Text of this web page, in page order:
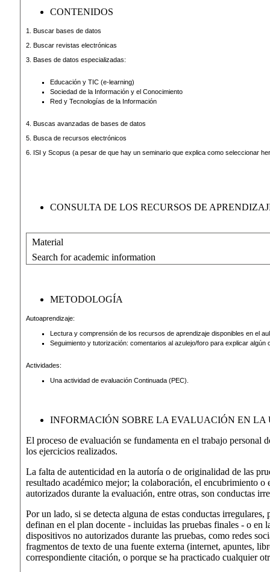
CONTENIDOS
1. Buscar bases de datos
2. Buscar revistas electrónicas
3. Bases de datos especializadas:
Educación y TIC (e-learning)
Sociedad de la Información y el Conocimiento
Red y Tecnologías de la Información
4. Buscas avanzadas de bases de datos
5. Busca de recursos electrónicos
6. ISI y Scopus (a pesar de que hay un seminario que explica como seleccionar
CONSULTA DE LOS RECURSOS DE
Material
Search for academic information
METODOLOGÍA
Autoaprendizaje:
Lectura y comprensión de los recursos de aprendizaje disponibles en el
Seguimiento y tutorización: comentarios al azulejo/foro para explicar
Actividades:
Una actividad de evaluación Continuada (PEC).
INFORMACIÓN SOBRE LA EVALUACIÓN EN LA
El proceso de evaluación se fundamenta en el trabajo personal
los ejercicios realizados.
La falta de autenticidad en la autoría o de originalidad de las
resultado académico mejor; la colaboración, el encubrimiento
autorizados durante la evaluación, entre otras, son conductas
Por un lado, si se detecta alguna de estas conductas
definan en el plan docente - incluidas las pruebas finales - o
dispositivos no autorizados durante las pruebas, como redes
fragmentos de texto de una fuente externa (internet, apuntes,
correspondiente citación, o porque se ha practicado cualquier